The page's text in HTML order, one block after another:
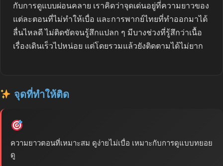
กับการดูแบบผ่อนคลาย เราคิดว่าจุดเด่นอยู่ที่ความยาวของ
แต่ละตอนที่ไม่ทำให้เบื่อ และการพากย์ไทยที่ทำออกมาได้
ลื่นไหลดี ไม่ติดขัดจนรู้สึกแปลก ๆ มีบางช่วงที่รู้สึกว่าเนื้อ
เรื่องเดินเร็วไปหน่อย แต่โดยรวมแล้วยังติดตามได้ไม่ยาก
จุดที่ทำให้ติด
ความยาวตอนที่เหมาะสม ดูง่ายไม่เบื่อ เหมาะกับการดูแบบทยอย
ดู